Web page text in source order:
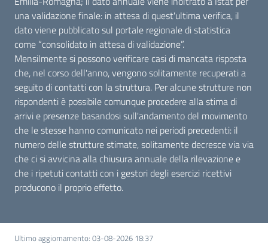
una validazione finale: in attesa di quest'ultima verifica, il
dato viene pubblicato sul portale regionale di statistica
come “consolidato in attesa di validazione”.
Mensilmente si possono verificare casi di mancata risposta
che, nel corso dell'anno, vengono solitamente recuperati a
seguito di contatti con la struttura. Per alcune strutture non
rispondenti è possibile comunque procedere alla stima di
arrivi e presenze basandosi sull'andamento del movimento
che le stesse hanno comunicato nei periodi precedenti: il
numero delle strutture stimate, solitamente decresce via via
che ci si avvicina alla chiusura annuale della rilevazione e
che i ripetuti contatti con i gestori degli esercizi ricettivi
producono il proprio effetto.
Ultimo aggiornamento: 03-08-2026 18:37